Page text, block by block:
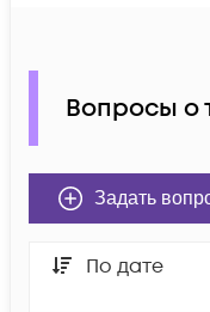
Вопросы о
Задать
По дате